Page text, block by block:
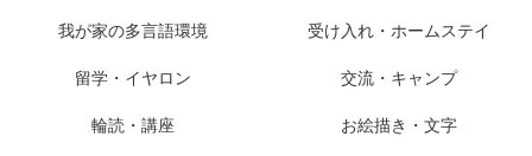
我が家の多言語環境 受け入れ・ホームステイ
留学・イヤロン 交流・キャンプ
輪読・講座 お絵描き・文字